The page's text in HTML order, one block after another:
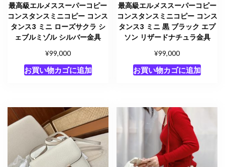
ッ
グ
最高級エルメススーパーコピー
コンスタンスミニコピー コンス
タンス3 ミニ ローズサクラ シ
ェブルミゾル シルバー金具
¥99,000
お買い物カゴに追加
最高級エルメススーパーコピー
コンスタンスミニコピー コンス
タンス3 ミニ 黒 ブラック エプ
ソン リザードナチュラ金具
¥99,000
お買い物カゴに追加